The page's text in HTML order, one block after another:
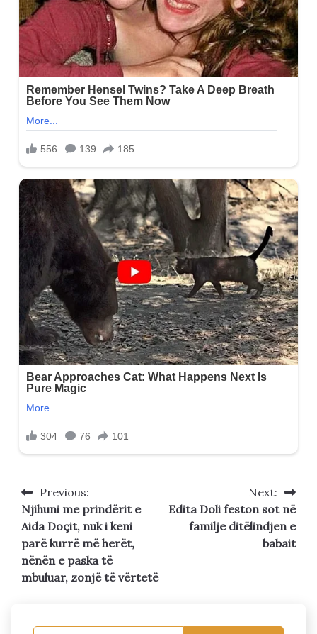
Post
navigation
Previous:
Njihuni me prindërit e
Aida Doçit, nuk i keni
parë kurrë më herët,
nënën e paska të
mbuluar, zonjë të vërtetë
Next:
Edita Doli feston sot në
familje ditëlindjen e
babait